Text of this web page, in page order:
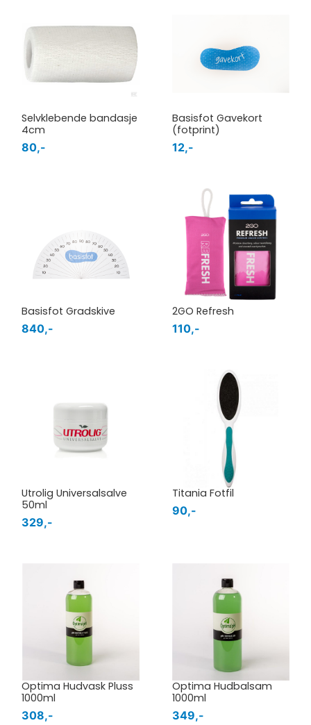
Selvklebende bandasje
4cm
80,-
Basisfot Gavekort
(fotprint)
12,-
Basisfot Gradskive
840,-
2GO Refresh
110,-
Utrolig Universalsalve
50ml
329,-
Titania Fotfil
90,-
Optima Hudvask Pluss
1000ml
308,-
Optima Hudbalsam
1000ml
349,-